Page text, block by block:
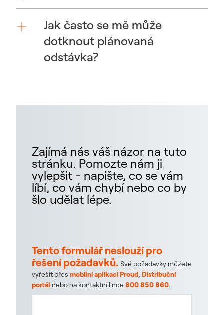
Jak často se mě může
dotknout plánovaná
odstávka?
Zajímá nás váš názor na tuto
stránku. Pomozte nám ji
vylepšit - napište, co se vám
líbí, co vám chybí nebo co by
šlo udělat lépe.
Tento formulář neslouží pro
řešení požadavků. Své požadavky můžete
vyřešit přes mobilní aplikaci Proud, Distribuční
portál nebo na kontaktní lince800 850 860.